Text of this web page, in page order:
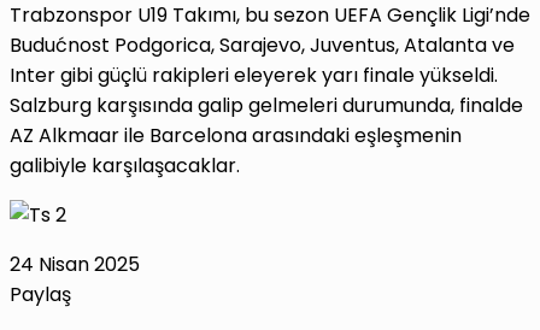
Trabzonspor U19 Takımı, bu sezon UEFA Gençlik Ligi’nde
Budućnost Podgorica, Sarajevo, Juventus, Atalanta ve
Inter gibi güçlü rakipleri eleyerek yarı finale yükseldi.
Salzburg karşısında galip gelmeleri durumunda, finalde
AZ Alkmaar ile Barcelona arasındaki eşleşmenin
galibiyle karşılaşacaklar.
24 Nisan 2025
Paylaş